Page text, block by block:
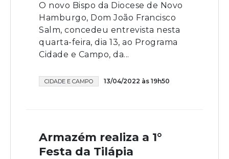
O novo Bispo da Diocese de Novo
Hamburgo, Dom João Francisco
Salm, concedeu entrevista nesta
quarta-feira, dia 13, ao Programa
Cidade e Campo, da...
CIDADE E CAMPO 13/04/2022 às 19h50
Armazém realiza a 1°
Festa da Tilápia